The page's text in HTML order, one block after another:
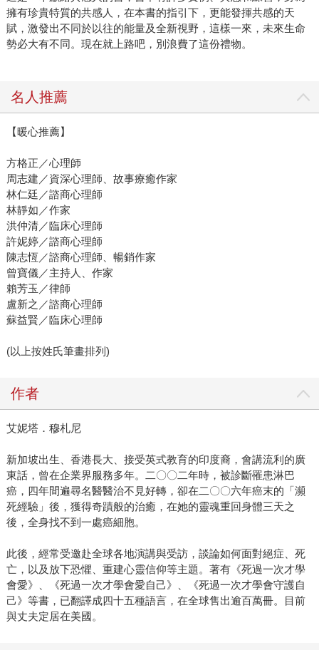
擁有珍貴特質的共感人，在本書的指引下，更能發揮共感的天
賦，激發出不同於以往的能量及全新視野，這樣一來，未來生命
勢必大有不同。現在就上路吧，別浪費了這份禮物。
名人推薦
【暖心推薦】
方格正／心理師
周志建／資深心理師、故事療癒作家
林仁廷／諮商心理師
林靜如／作家
洪仲清／臨床心理師
許妮婷／諮商心理師
陳志恆／諮商心理師、暢銷作家
曾寶儀／主持人、作家
賴芳玉／律師
盧新之／諮商心理師
蘇益賢／臨床心理師
(以上按姓氏筆畫排列)
作者
艾妮塔．穆札尼
新加坡出生、香港長大、接受英式教育的印度裔，會講流利的廣
東話，曾在企業界服務多年。二〇〇二年時，被診斷罹患淋巴
癌，四年間遍尋名醫醫治不見好轉，卻在二〇〇六年癌末的「瀕
死經驗」後，獲得奇蹟般的治癒，在她的靈魂重回身體三天之
後，全身找不到一處癌細胞。
此後，經常受邀赴全球各地演講與受訪，談論如何面對絕症、死
亡，以及放下恐懼、重建心靈信仰等主題。著有《死過一次才學
會愛》、《死過一次才學會愛自己》、《死過一次才學會守護自
己》等書，已翻譯成四十五種語言，在全球售出逾百萬冊。目前
與丈夫定居在美國。